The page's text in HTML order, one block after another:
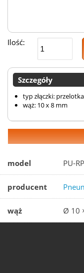
Ilość:
Szczegóły
typ złączki:
wąż: 10 x 8 mm
model PU-
producent
wąż Ø 10